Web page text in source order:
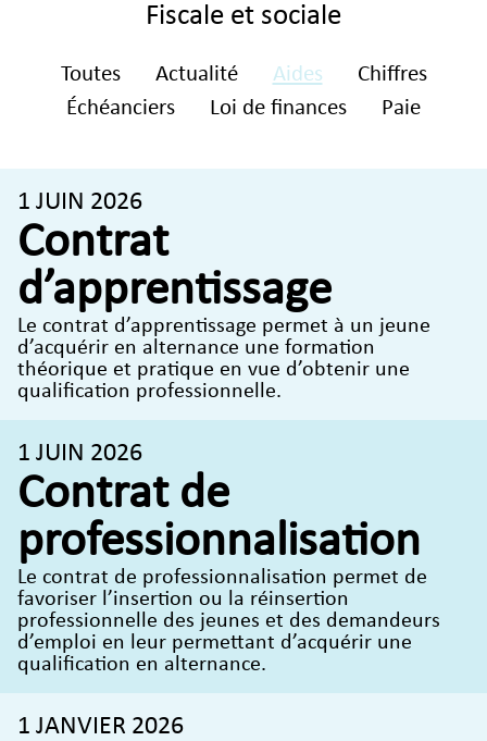
Fiscale et sociale
Toutes Actualité Aides
Chiffres
Échéanciers
Loi de finances Paie
1 JUIN 2026
Contrat
d’apprentissage
Le contrat d’apprentissage permet à un jeune
d’acquérir en alternance une formation
théorique et pratique en vue d’obtenir une
qualification professionnelle.
1 JUIN 2026
Contrat de
professionnalisation
Le contrat de professionnalisation permet de
favoriser l’insertion ou la réinsertion
professionnelle des jeunes et des demandeurs
d’emploi en leur permettant d’acquérir une
qualification en alternance.
1 JANVIER 2026